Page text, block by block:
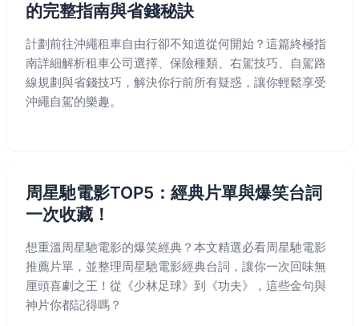
的完整指南與省錢秘訣
計劃前往沖繩租車自由行卻不知道從何開始？這篇終極指
南詳細解析租車公司選擇、保險種類、右駕技巧、自駕路
線規劃與省錢技巧，解決你行前所有疑惑，讓你輕鬆享受
沖繩自駕的樂趣。
周星馳電影TOP5：經典片單與爆笑台詞
一次收藏！
想重溫周星馳電影的爆笑經典？本文精選必看周星馳電影
推薦片單，並整理周星馳電影經典台詞，讓你一次回味無
厘頭喜劇之王！從《少林足球》到《功夫》，這些金句與
神片你都記得嗎？